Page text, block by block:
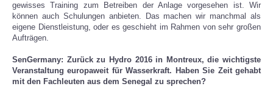
gewisses Training zum Betreiben der Anlage vorgesehen ist. Wir
können auch Schulungen anbieten. Das machen wir manchmal als
eigene Dienstleistung, oder es geschieht im Rahmen von sehr großen
Aufträgen.
SenGermany: Zurück zu Hydro 2016 in Montreux, die wichtigste
Veranstaltung europaweit für Wasserkraft. Haben Sie Zeit gehabt
mit den Fachleuten aus dem Senegal zu sprechen?